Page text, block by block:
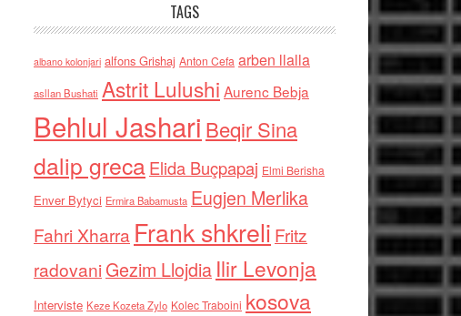
TAGS
albano kolonjari alfons Grishaj Anton Cefa arben llalla
asllan Bushati Astrit Lulushi Aurenc Bebja
Behlul Jashari Beqir Sina
dalip grecaElida Buçpapaj Elmi Berisha
Enver Bytyci Ermira Babamusta Eugjen Merlika
Fahri Xharra Frank shkreli Fritz
radovaniGezim Llojdia Ilir Levonja
Interviste Keze Kozeta Zylo Kolec Traboini kosova